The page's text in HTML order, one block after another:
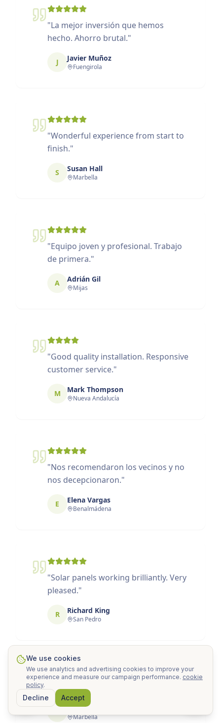
"La mejor inversión que hemos
hecho. Ahorro brutal."
J Javier Muñoz
Fuengirola
"Wonderful experience from start to
finish."
S Susan Hall
Marbella
"Equipo joven y profesional. Trabajo
de primera."
A Adrián Gil
Mijas
"Good quality installation. Responsive
customer service."
M Mark Thompson
Nueva Andalucía
"Nos recomendaron los vecinos y no
nos decepcionaron."
E Elena Vargas
Benalmádena
"Solar panels working brilliantly. Very
pleased."
R Richard King
San Pedro
" Servicio 10. Atentos a cada detalle.
Natalia Peña
Marbella
We use cookies
We use analytics and advertising cookies to improve your
experience and measure our campaign performance. cookie
policy.
Decline Accept